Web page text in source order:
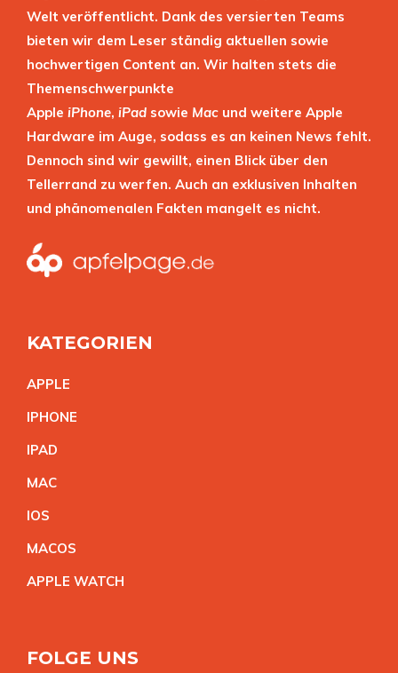
Welt veröffentlicht. Dank des versierten Teams
bieten wir dem Leser ständig aktuellen sowie
hochwertigen Content an. Wir halten stets die
Themenschwerpunkte
Apple iPhone, iPad sowie Mac und weitere Apple
Hardware im Auge, sodass es an keinen News fehlt.
Dennoch sind wir gewillt, einen Blick über den
Tellerrand zu werfen. Auch an exklusiven Inhalten
und phänomenalen Fakten mangelt es nicht.
KATEGORIEN
APPLE
IPHONE
IPAD
MAC
IOS
MACOS
APPLE WATCH
FOLGE UNS